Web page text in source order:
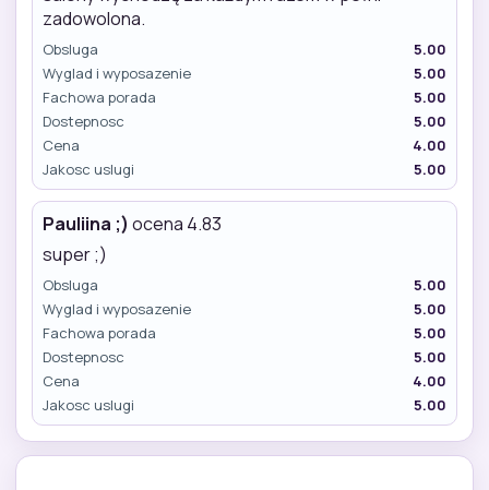
zadowolona.
Obsluga
5.00
Wyglad i wyposazenie
5.00
Fachowa porada
5.00
Dostepnosc
5.00
Cena
4.00
Jakosc uslugi
5.00
Pauliina ;) ocena 4.83
super ;)
Obsluga
5.00
Wyglad i wyposazenie
5.00
Fachowa porada
5.00
Dostepnosc
5.00
Cena
4.00
Jakosc uslugi
5.00